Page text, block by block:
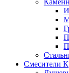
Смесители